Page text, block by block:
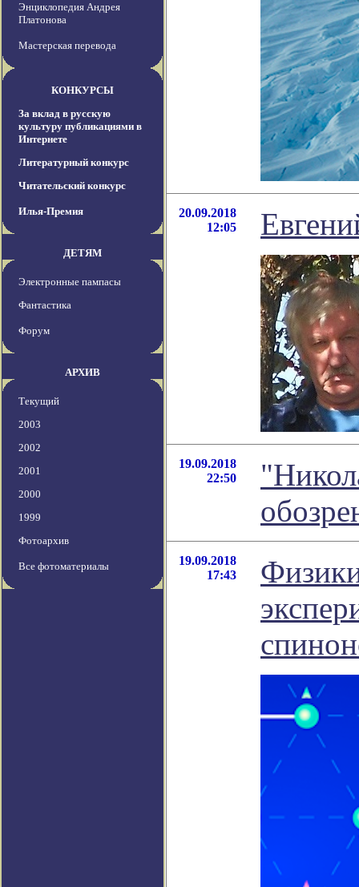
Энциклопедия Андрея
Платонова
Мастерская перевода
КОНКУРСЫ
За вклад в русскую
культуру публикациями в
Интернете
Литературный конкурс
Читательский конкурс
Илья-Премия
ДЕТЯМ
Электронные пампасы
Фантастика
Форум
АРХИВ
Текущий
2003
2002
2001
2000
1999
Фотоархив
Все фотоматериалы
20.09.2018
12:05
19.09.2018
22:50
19.09.2018
17:43